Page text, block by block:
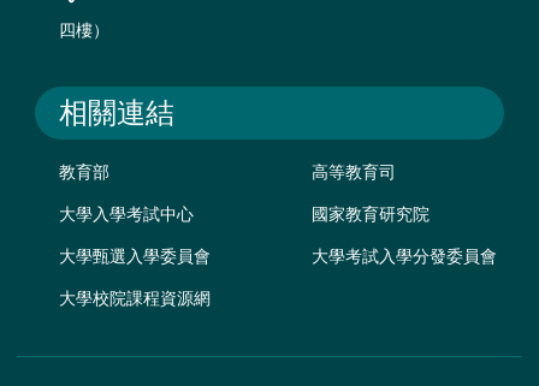
四樓）
相關連結
教育部 高等教育司
大學入學考試中心 國家教育研究院
大學甄選入學委員會 大學考試入學分發委員會
大學校院課程資源網